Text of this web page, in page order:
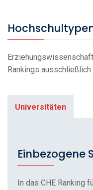
Rankings
Universitäten
Einbezogene
In das CHE Ranking